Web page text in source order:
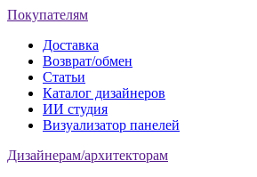
Покупателям
Доставка
Возврат/обмен
Статьи
Каталог дизайнеров
ИИ студия
Визуализатор панелей
Дизайнерам/архитекторам